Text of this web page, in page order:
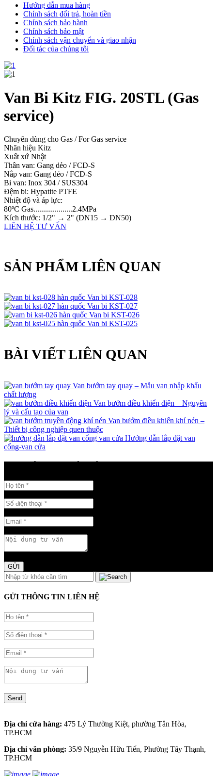
Hướng dẫn mua hàng
Chính sách đổi trả, hoàn tiền
Chính sách bảo hành
Chính sách bảo mật
Chính sách vận chuyển và giao nhận
Đối tác của chúng tôi
Van Bi Kitz FIG. 20STL (Gas
service)
Chuyên dùng cho Gas / For Gas service
Nhãn hiệu Kitz
Xuất xứ Nhật
Thân van: Gang dẻo / FCD-S
Nắp van: Gang dẻo / FCD-S
Bi van: Inox 304 / SUS304
Đệm bi: Hypatite PTFE
Nhiệt độ và áp lực:
80ºC Gas....................2.4MPa
Kích thước: 1/2" → 2" (DN15 → DN50)
LIÊN HỆ TƯ VẤN
SẢN PHẨM LIÊN QUAN
Van bi KST-028
Van bi KST-027
Van bi KST-026
Van bi KST-025
BÀI VIẾT LIÊN QUAN
Van bướm tay quay – Mẫu van nhập khẩu
chất lượng
Van bướm điều khiển điện – Nguyên
lý và cấu tạo của van
Van bướm điều khiển khí nén –
Thiết bị công nghiệp quen thuộc
Hướng dẫn lắp đặt van
cổng-van cửa
GỬI
GỬI THÔNG TIN LIÊN HỆ
Send
Địa chỉ cửa hàng: 475 Lý Thường Kiệt, phường Tân Hòa,
TP.HCM
Địa chỉ văn phòng: 35/9 Nguyễn Hữu Tiến, Phường Tây Thạnh,
TP.HCM